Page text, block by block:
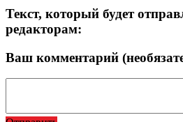
Текст, который будет
редакторам:
Ваш комментарий